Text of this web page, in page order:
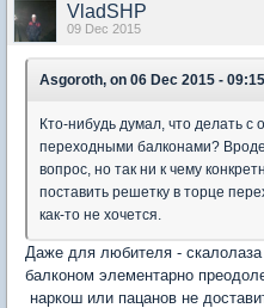
VladSHP
09 Dec 2015
Asgoroth, on 06 Dec 2015 -
Кто-нибудь думал, что делать
переходными балконами?
вопрос, но так ни к чему
поставить решетку в торце
как-то не хочется.
Даже для любителя -
балконом элементарно
наркош или пацанов не